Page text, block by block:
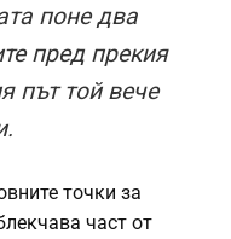
поне два
пред прекия
път той вече
точки за
част от